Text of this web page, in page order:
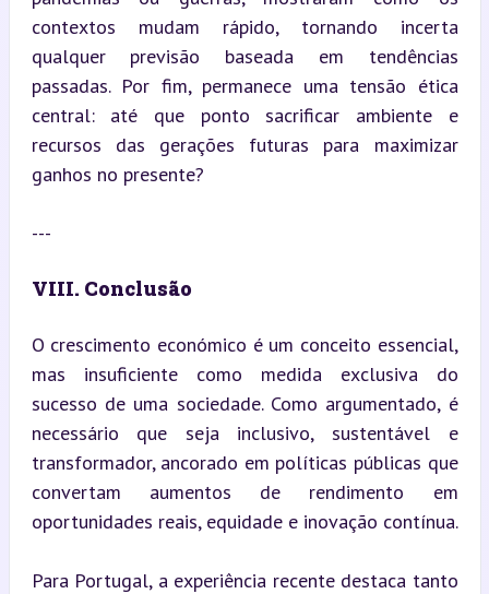
contextos mudam rápido, tornando incerta
qualquer previsão baseada em tendências
passadas. Por fim, permanece uma tensão ética
central: até que ponto sacrificar ambiente e
recursos das gerações futuras para maximizar
ganhos no presente?
---
VIII. Conclusão
O crescimento económico é um conceito essencial,
mas insuficiente como medida exclusiva do
sucesso de uma sociedade. Como argumentado, é
necessário que seja inclusivo, sustentável e
transformador, ancorado em políticas públicas que
convertam aumentos de rendimento em
oportunidades reais, equidade e inovação contínua.
Para Portugal, a experiência recente destaca tanto